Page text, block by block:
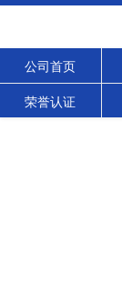
公司首页
荣誉认证